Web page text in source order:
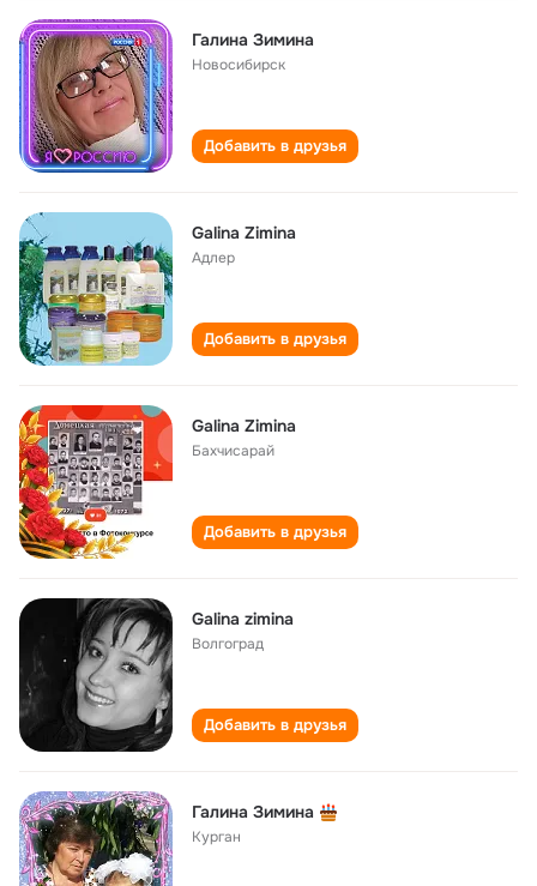
Галина Зимина
Новосибирск
Добавить в друзья
Galina Zimina
Адлер
Добавить в друзья
Galina Zimina
Бахчисарай
Добавить в друзья
Galina zimina
Волгоград
Добавить в друзья
Галина Зимина
Курган